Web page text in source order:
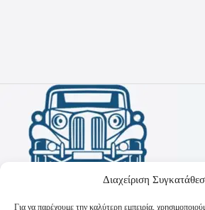
Διαχείριση
Για να παρέχουμε την καλύτερη εμπειρία,